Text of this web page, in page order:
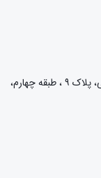
آیت اله کاشانی، بلوار اباذر، نبش خیابان شالی، پلاک ۹ ، طبقه چهارم،